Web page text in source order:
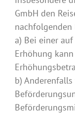
GmbH den
nachfolgenden
a) Bei einer
Erhöhung
b)